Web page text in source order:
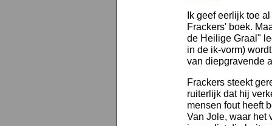
Ik geef eerlijk toe
Frackers' boek.
de Heilige Graal"
in de ik-vorm)
van diepgravende
Frackers steekt
ruiterlijk dat hij
mensen fout heeft
Van Jole, waar het